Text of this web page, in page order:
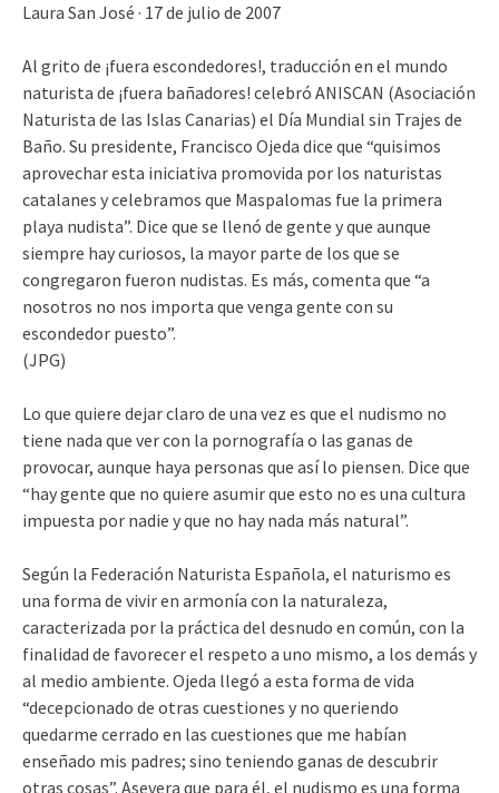
Laura San José · 17 de julio de 2007
Al grito de ¡fuera escondedores!, traducción en el mundo
naturista de ¡fuera bañadores! celebró ANISCAN (Asociación
Naturista de las Islas Canarias) el Día Mundial sin Trajes de
Baño. Su presidente, Francisco Ojeda dice que “quisimos
aprovechar esta iniciativa promovida por los naturistas
catalanes y celebramos que Maspalomas fue la primera
playa nudista”. Dice que se llenó de gente y que aunque
siempre hay curiosos, la mayor parte de los que se
congregaron fueron nudistas. Es más, comenta que “a
nosotros no nos importa que venga gente con su
escondedor puesto”.
(JPG)
Lo que quiere dejar claro de una vez es que el nudismo no
tiene nada que ver con la pornografía o las ganas de
provocar, aunque haya personas que así lo piensen. Dice que
“hay gente que no quiere asumir que esto no es una cultura
impuesta por nadie y que no hay nada más natural”.
Según la Federación Naturista Española, el naturismo es
una forma de vivir en armonía con la naturaleza,
caracterizada por la práctica del desnudo en común, con la
finalidad de favorecer el respeto a uno mismo, a los demás y
al medio ambiente. Ojeda llegó a esta forma de vida
“decepcionado de otras cuestiones y no queriendo
quedarme cerrado en las cuestiones que me habían
enseñado mis padres; sino teniendo ganas de descubrir
otras cosas”. Asevera que para él, el nudismo es una forma